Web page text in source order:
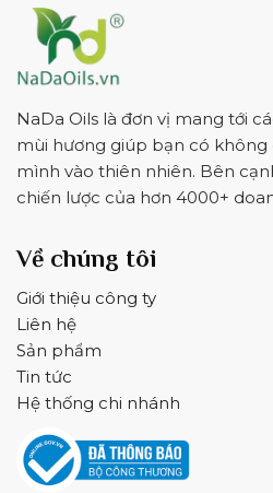
NaDa Oils là đơn vị mang tới
mùi hương giúp bạn có không
mình vào thiên nhiên. Bên
chiến lược của hơn 4000+
Về chúng tôi
Giới thiệu công ty
Liên hệ
Sản phẩm
Tin tức
Hệ thống chi nhánh